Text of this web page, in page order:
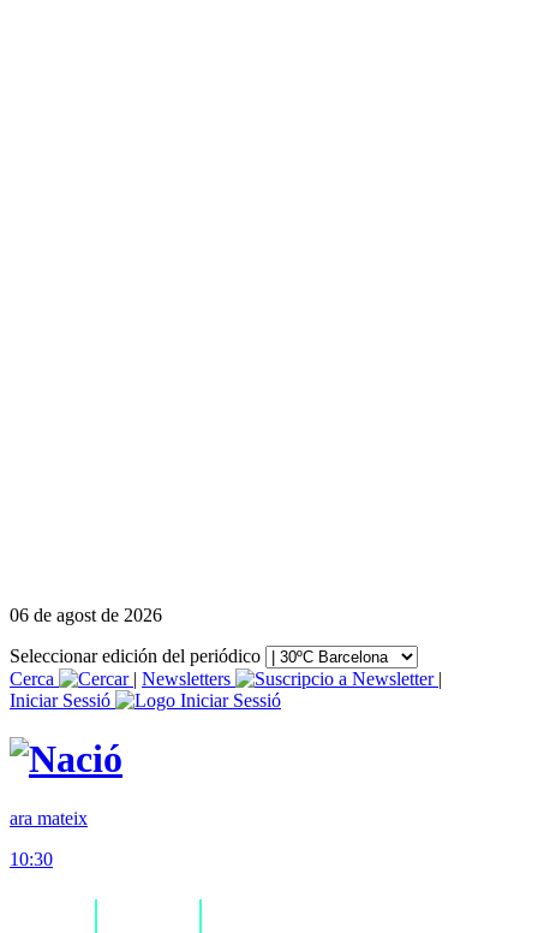
06 de agost de 2026
Seleccionar edición del periódico
Cerca
| Newsletters
|
Iniciar Sessió
ara mateix
10:30